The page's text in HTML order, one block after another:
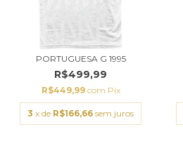
PORTUGUESA G 1995
R$499,99
R$449,99 com Pix
3 x de R$166,66 sem juros